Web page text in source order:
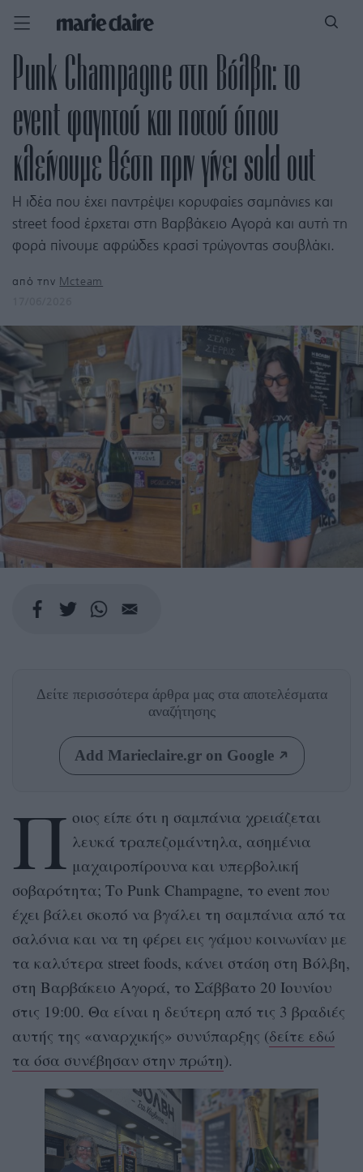
Punk Champagne στη Βόλβη: το
event φαγητού και ποτού όπου
κλείνουμε θέση πριν γίνει sold out
Η ιδέα που έχει παντρέψει κορυφαίες σαμπάνιες και
street food έρχεται στη Βαρβάκειο Αγορά και αυτή τη
φορά πίνουμε αφρώδες κρασί τρώγοντας σουβλάκι.
από την Mcteam
Δείτε περισσότερα άρθρα μας στα αποτελέσματα
αναζήτησης
Add Marieclaire.gr on Google
Π οιος είπε ότι η σαμπάνια χρειάζεται
λευκά τραπεζομάντηλα, ασημένια
μαχαιροπίρουνα και υπερβολική
σοβαρότητα; Το Punk Champagne, το event που
έχει βάλει σκοπό να βγάλει τη σαμπάνια από τα
σαλόνια και να τη φέρει εις γάμου κοινωνίαν με
τα καλύτερα street foods, κάνει στάση στη Βόλβη,
στη Βαρβάκειο Αγορά, το Σάββατο 20 Ιουνίου
στις 19:00. Θα είναι η δεύτερη από τις 3 βραδιές
αυτής της «αναρχικής» συνύπαρξης (δείτε εδώ
τα όσα συνέβησαν στην πρώτη).